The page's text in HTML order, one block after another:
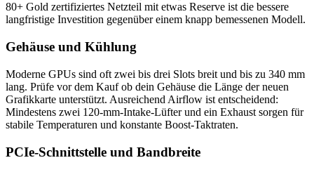
80+ Gold zertifiziertes Netzteil mit etwas Reserve ist die bessere
langfristige Investition gegenüber einem knapp bemessenen Modell.
Gehäuse und Kühlung
Moderne GPUs sind oft zwei bis drei Slots breit und bis zu 340 mm
lang. Prüfe vor dem Kauf ob dein Gehäuse die Länge der neuen
Grafikkarte unterstützt. Ausreichend Airflow ist entscheidend:
Mindestens zwei 120-mm-Intake-Lüfter und ein Exhaust sorgen für
stabile Temperaturen und konstante Boost-Taktraten.
PCIe-Schnittstelle und Bandbreite